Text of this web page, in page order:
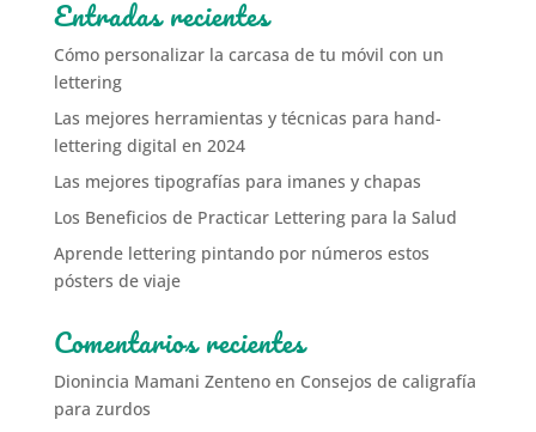
Entradas recientes
Cómo personalizar la carcasa de tu móvil con un
lettering
Las mejores herramientas y técnicas para hand-
lettering digital en 2024
Las mejores tipografías para imanes y chapas
Los Beneficios de Practicar Lettering para la Salud
Aprende lettering pintando por números estos
pósters de viaje
Comentarios recientes
Dionincia Mamani Zentenoen Consejos de caligrafía
para zurdos